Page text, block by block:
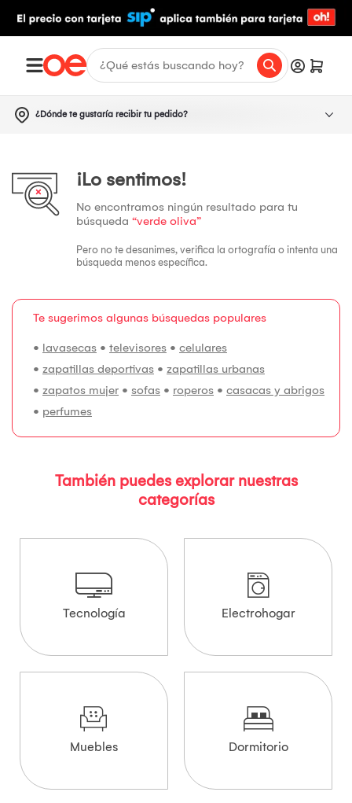
¿Dónde te gustaría recibir tu pedido?
¡Lo sentimos!
No encontramos ningún resultado para tu
búsqueda “verde oliva”
Pero no te desanimes, verifica la ortografía o intenta una
búsqueda menos específica.
Te sugerimos algunas búsquedas populares
• lavasecas • televisores • celulares
• zapatillas deportivas • zapatillas urbanas
• zapatos mujer • sofas • roperos • casacas y abrigos
• perfumes
También puedes explorar nuestras
categorías
Tecnología Electrohogar
Muebles Dormitorio